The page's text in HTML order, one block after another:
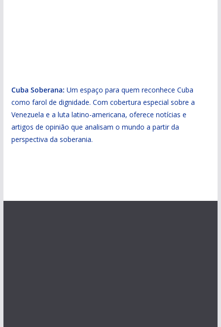
Cuba Soberana: Um espaço para quem reconhece Cuba
como farol de dignidade. Com cobertura especial sobre a
Venezuela e a luta latino-americana, oferece notícias e
artigos de opinião que analisam o mundo a partir da
perspectiva da soberania.